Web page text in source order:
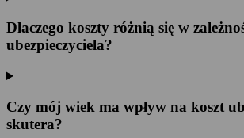
Dlaczego koszty różnią się w
ubezpieczyciela?
Czy mój wiek ma wpływ na koszt
skutera?